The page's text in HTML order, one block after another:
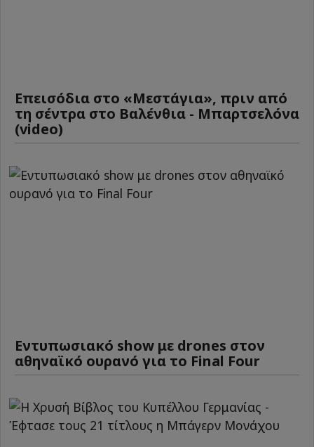
Επεισόδια στο «Μεστάγια», πριν από
τη σέντρα στο Βαλένθια - Μπαρτσελόνα
(video)
Εντυπωσιακό show με drones στον
αθηναϊκό ουρανό για το Final Four